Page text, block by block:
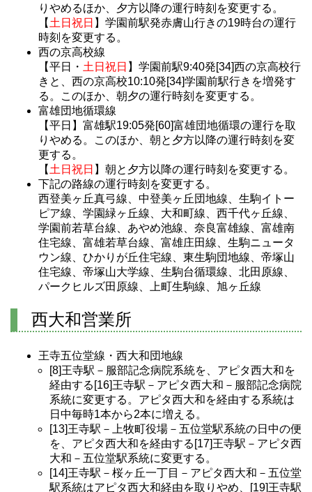
りやめるほか、夕方以降の運行時刻を変更する。
【 土日祝日 】学園前駅発赤膚山行きの19時台の運行
時刻を変更する。
西の京高校線
【平日・ 土日祝日 】学園前駅9:40発[34]西の京高校行
きと、西の京高校10:10発[34]学園前駅行きを増発す
る。このほか、朝夕の運行時刻を変更する。
富雄団地循環線
【平日】富雄駅19:05発[60]富雄団地循環の運行を取
りやめる。このほか、朝と夕方以降の運行時刻を変
更する。
【 土日祝日 】朝と夕方以降の運行時刻を変更する。
下記の路線の運行時刻を変更する。
西登美ヶ丘真弓線、中登美ヶ丘団地線、生駒イトー
ピア線、学園緑ヶ丘線、大和町線、西千代ヶ丘線、
学園前若草台線、あやめ池線、奈良富雄線、富雄南
住宅線、富雄若草台線、富雄庄田線、生駒ニュータ
ウン線、ひかりが丘住宅線、東生駒団地線、帝塚山
住宅線、帝塚山大学線、生駒台循環線、北田原線、
パークヒルズ田原線、上町生駒線、旭ヶ丘線
西大和営業所
王寺五位堂線・西大和団地線
[8]王寺駅－服部記念病院系統を、アピタ西大和を
経由する[16]王寺駅－アピタ西大和－服部記念病院
系統に変更する。アピタ西大和を経由する系統は
日中毎時1本から2本に増える。
[13]王寺駅－上牧町役場－五位堂駅系統の日中の便
を、アピタ西大和を経由する[17]王寺駅－アピタ西
大和－五位堂駅系統に変更する。
[14]王寺駅－桜ヶ丘一丁目－アピタ西大和－五位堂
駅系統はアピタ西大和経由を取りやめ、[19]王寺駅